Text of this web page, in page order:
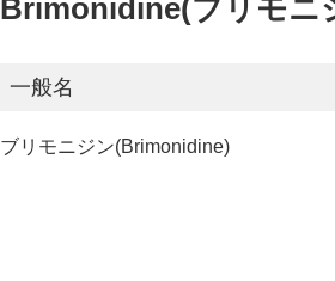
Brimonidine(ブリモニ
一般名
ブリモニジン(Brimonidine)